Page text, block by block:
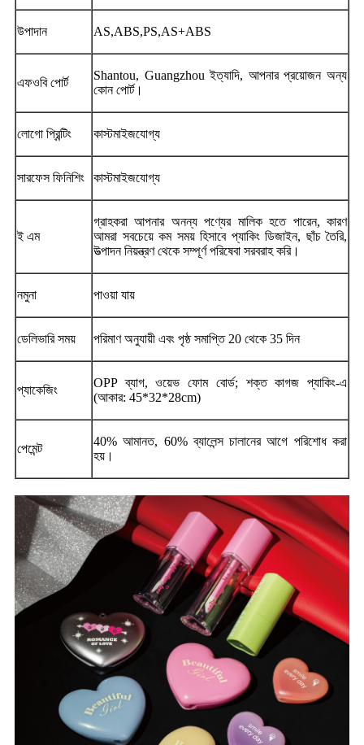
উপাদান AS,ABS,PS,AS+ABS
এফওবি পোর্ট
Shantou, Guangzhou ইত্যাদি, আপনার প্রয়োজন অন্য
কোন পোর্ট।
লোগো প্রিন্টিং কাস্টমাইজযোগ্য
সারফেস ফিনিশিং কাস্টমাইজযোগ্য
ই এম
গ্রাহকরা আপনার অনন্য পণ্যের মালিক হতে পারেন, কারণ
আমরা সবচেয়ে কম সময় হিসাবে প্যাকিং ডিজাইন, ছাঁচ তৈরি,
উত্পাদন নিয়ন্ত্রণ থেকে সম্পূর্ণ পরিষেবা সরবরাহ করি।
নমুনা পাওয়া যায়
ডেলিভারি সময় পরিমাণ অনুযায়ী এবং পৃষ্ঠ সমাপ্তি 20 থেকে 35 দিন
প্যাকেজিং
OPP ব্যাগ, ওয়েভ ফোম বোর্ড; শক্ত কাগজ প্যাকিং-এ
(আকার: 45*32*28cm)
পেমেন্ট
40% আমানত, 60% ব্যালেন্স চালানের আগে পরিশোধ করা
হয়।